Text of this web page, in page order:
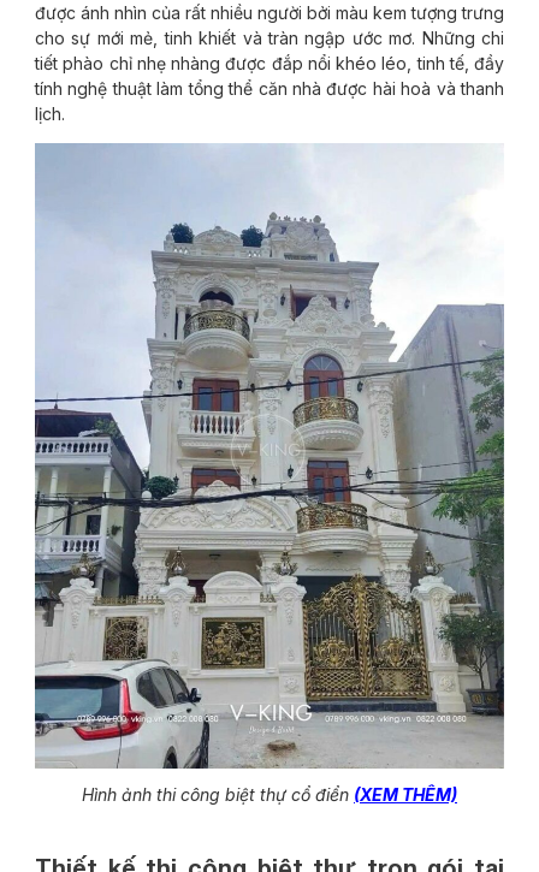
được ánh nhìn của rất nhiều người bởi màu kem tượng trưng
cho sự mới mẻ, tinh khiết và tràn ngập ước mơ. Những chi
tiết phào chỉ nhẹ nhàng được đắp nổi khéo léo, tinh tế, đầy
tính nghệ thuật làm tổng thể căn nhà được hài hoà và thanh
lịch.
Hình ảnh thi công biệt thự cổ điển (XEM THÊM)